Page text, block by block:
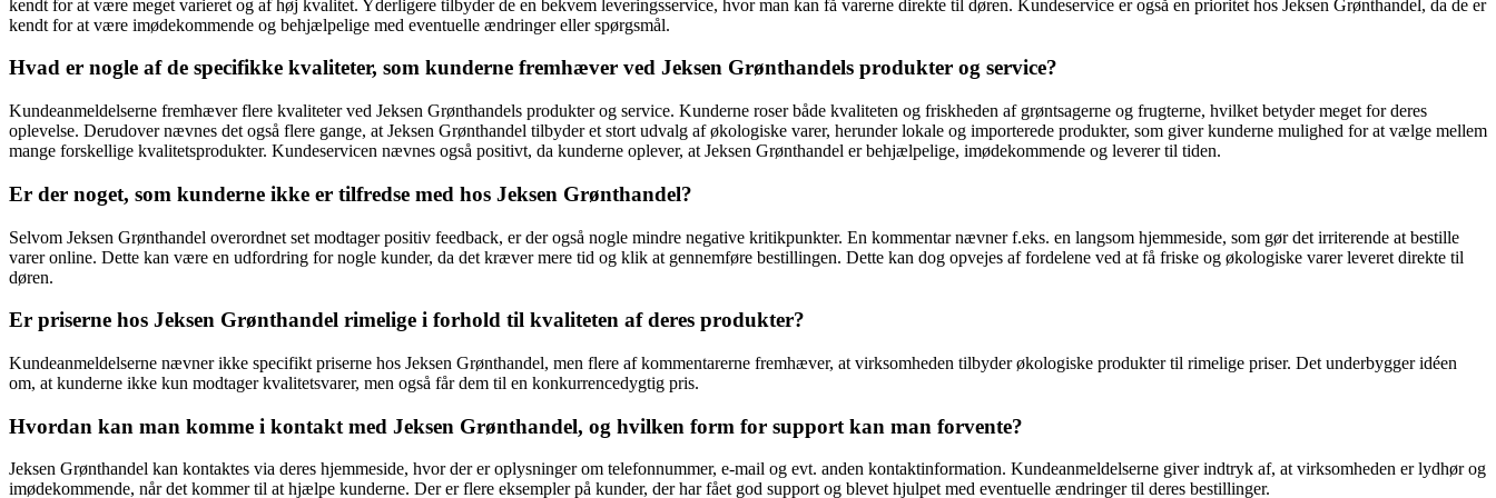
kendt for at være meget varieret og af høj kvalitet. Yderligere tilbyder de en bekvem leveringsservice, hvor man kan få varerne direkte til døren. Kundeservice er også en prioritet hos Jeksen Grønthandel, da de er
kendt for at være imødekommende og behjælpelige med eventuelle ændringer eller spørgsmål.
Hvad er nogle af de specifikke kvaliteter, som kunderne fremhæver ved Jeksen Grønthandels produkter og service?
Kundeanmeldelserne fremhæver flere kvaliteter ved Jeksen Grønthandels produkter og service. Kunderne roser både kvaliteten og friskheden af grøntsagerne og frugterne, hvilket betyder meget for deres
oplevelse. Derudover nævnes det også flere gange, at Jeksen Grønthandel tilbyder et stort udvalg af økologiske varer, herunder lokale og importerede produkter, som giver kunderne mulighed for at vælge mellem
mange forskellige kvalitetsprodukter. Kundeservicen nævnes også positivt, da kunderne oplever, at Jeksen Grønthandel er behjælpelige, imødekommende og leverer til tiden.
Er der noget, som kunderne ikke er tilfredse med hos Jeksen Grønthandel?
Selvom Jeksen Grønthandel overordnet set modtager positiv feedback, er der også nogle mindre negative kritikpunkter. En kommentar nævner f.eks. en langsom hjemmeside, som gør det irriterende at bestille
varer online. Dette kan være en udfordring for nogle kunder, da det kræver mere tid og klik at gennemføre bestillingen. Dette kan dog opvejes af fordelene ved at få friske og økologiske varer leveret direkte til
døren.
Er priserne hos Jeksen Grønthandel rimelige i forhold til kvaliteten af deres produkter?
Kundeanmeldelserne nævner ikke specifikt priserne hos Jeksen Grønthandel, men flere af kommentarerne fremhæver, at virksomheden tilbyder økologiske produkter til rimelige priser. Det underbygger idéen
om, at kunderne ikke kun modtager kvalitetsvarer, men også får dem til en konkurrencedygtig pris.
Hvordan kan man komme i kontakt med Jeksen Grønthandel, og hvilken form for support kan man forvente?
Jeksen Grønthandel kan kontaktes via deres hjemmeside, hvor der er oplysninger om telefonnummer, e-mail og evt. anden kontaktinformation. Kundeanmeldelserne giver indtryk af, at virksomheden er lydhør og
imødekommende, når det kommer til at hjælpe kunderne. Der er flere eksempler på kunder, der har fået god support og blevet hjulpet med eventuelle ændringer til deres bestillinger.